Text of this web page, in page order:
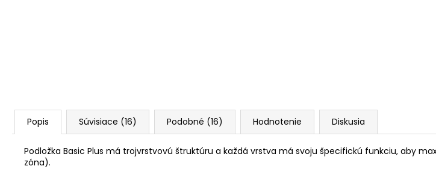
Popis Súvisiace (16) Podobné (16) Hodnotenie Diskusia
Podložka Basic Plus má trojvrstvovú štruktúru a každá vrstva má svoju špecifickú funkciu, aby
zóna).